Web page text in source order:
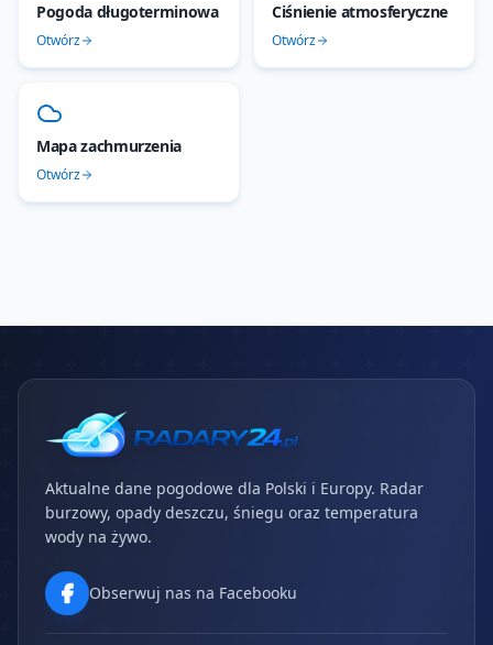
Pogoda długoterminowa
Otwórz
Ciśnienie atmosferyczne
Otwórz
Mapa zachmurzenia
Otwórz
Aktualne dane pogodowe dla Polski i Europy. Radar
burzowy, opady deszczu, śniegu oraz temperatura
wody na żywo.
Obserwuj nas na Facebooku